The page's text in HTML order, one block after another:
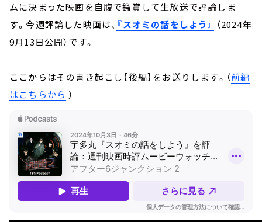
ムに決まった映画を自腹で鑑賞して生放送で評論しま
す。今週評論した映画は、 『スオミの話をしよう』 （2024年
9月13日公開）です。
ここからはその書き起こし【後編】をお送りします。（前編
はこちらから ）